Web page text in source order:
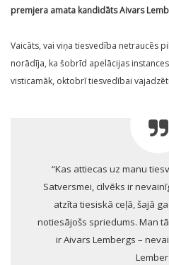
premjera amata kandidāts Aivars
Vaicāts, vai viņa tiesvedība netraucēs
norādīja, ka šobrīd apelācijas
visticamāk, oktobrī tiesvedībai
“Kas attiecas uz manu
Satversmei, cilvēks ir
atzīta tiesiskā ceļā, šajā
notiesājošs spriedums. Man
ir Aivars Lembergs –